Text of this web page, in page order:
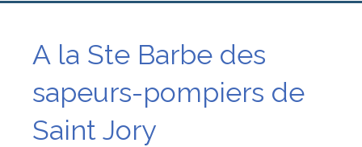
A la Ste Barbe des
sapeurs-pompiers de
Saint Jory